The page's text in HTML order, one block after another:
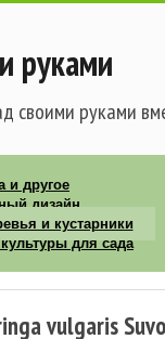
руками
своими руками
и другое
дизайн
и кустарники
для сада
vulgaris